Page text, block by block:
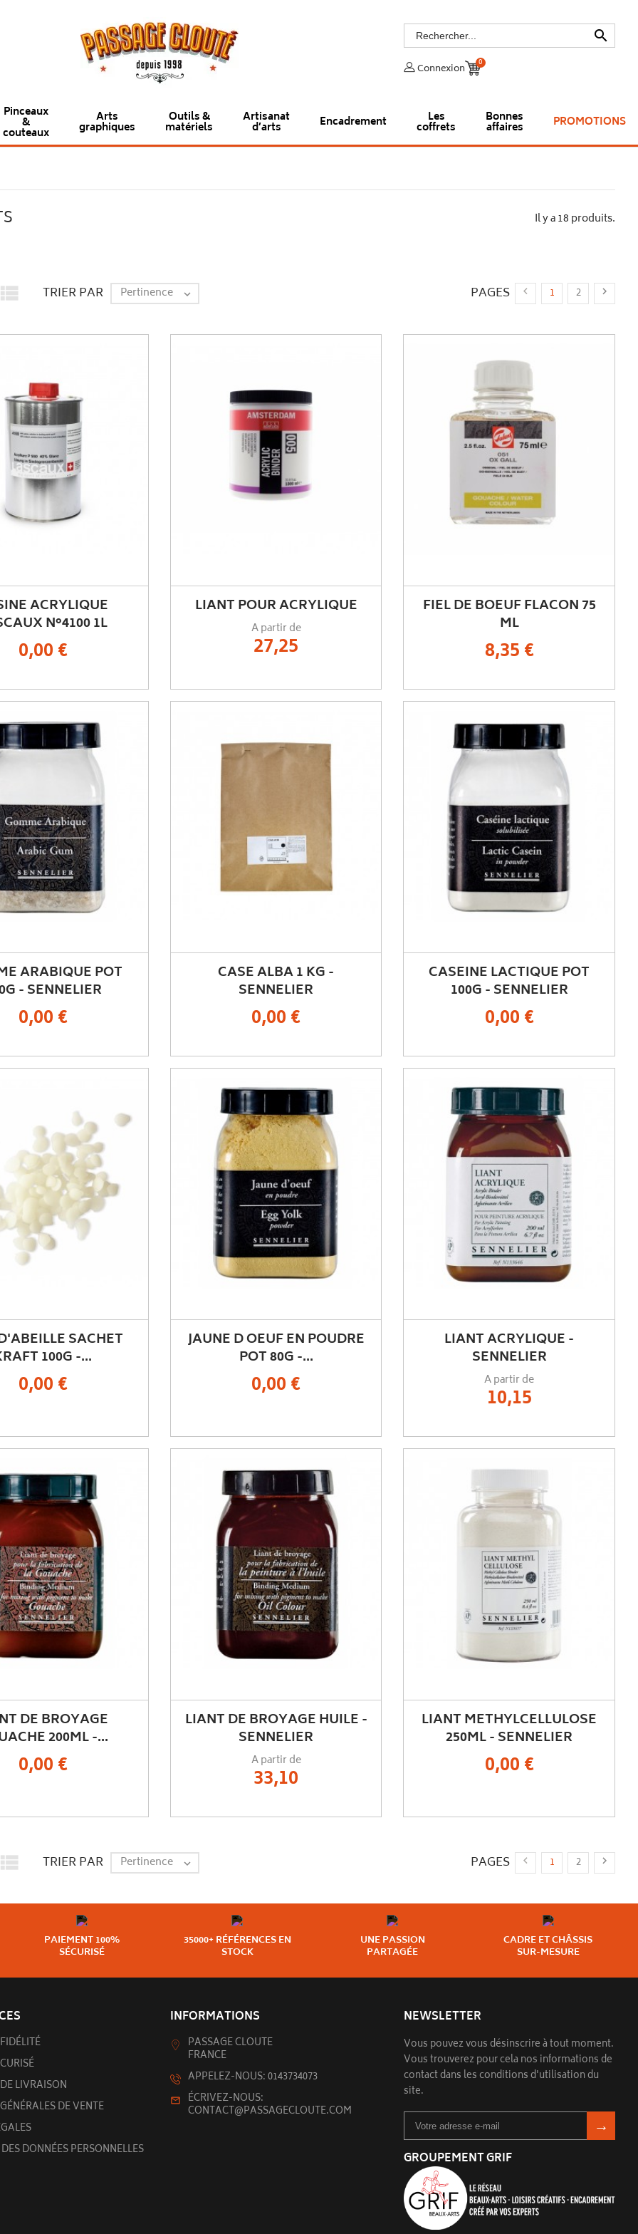

Connexion 0
Pinceaux
&
couteaux
Arts
graphiques
Outils &
matériels
Artisanat
d’arts Encadrement Les
coffrets
Bonnes
affaires PROMOTIONS
Il y a 18 produits.
TRIER PAR Pertinence  PAGES  1 2 
ACRYLIQUE
N°4100 1L
0,00 €
LIANT POUR ACRYLIQUE
A partir de
27,25
FIEL DE BOEUF FLACON 75
ML
8,35 €
ARABIQUE POT
- SENNELIER
0,00 €
CASE ALBA 1 KG -
SENNELIER
0,00 €
CASEINE LACTIQUE POT
100G - SENNELIER
0,00 €
SACHET
100G -...
0,00 €
JAUNE D OEUF EN POUDRE
POT 80G -...
0,00 €
LIANT ACRYLIQUE -
SENNELIER
A partir de
10,15
DE BROYAGE
200ML -...
0,00 €
LIANT DE BROYAGE HUILE -
SENNELIER
A partir de
33,10
LIANT METHYLCELLULOSE
250ML - SENNELIER
0,00 €
TRIER PAR Pertinence  PAGES  1 2 
PAIEMENT 100%
SÉCURISÉ
35000+ RÉFÉRENCES EN
STOCK
UNE PASSION
PARTAGÉE
CADRE ET CHÂSSIS
SUR-MESURE
LIVRAISON
DE VENTE
DONNÉES PERSONNELLES
INFORMATIONS
PASSAGE CLOUTE
FRANCE
APPELEZ-NOUS: 0143734073
ÉCRIVEZ-NOUS:
CONTACT@PASSAGECLOUTE.COM
NEWSLETTER
Vous pouvez vous désinscrire à tout moment.
Vous trouverez pour cela nos informations de
contact dans les conditions d'utilisation du
site.
GROUPEMENT GRIF